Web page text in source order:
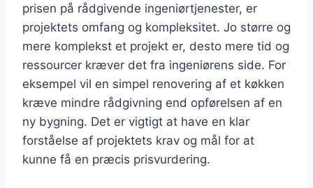
prisen på rådgivende ingeniørtjenester, er
projektets omfang og kompleksitet. Jo større og
mere komplekst et projekt er, desto mere tid og
ressourcer kræver det fra ingeniørens side. For
eksempel vil en simpel renovering af et køkken
kræve mindre rådgivning end opførelsen af en
ny bygning. Det er vigtigt at have en klar
forståelse af projektets krav og mål for at
kunne få en præcis prisvurdering.